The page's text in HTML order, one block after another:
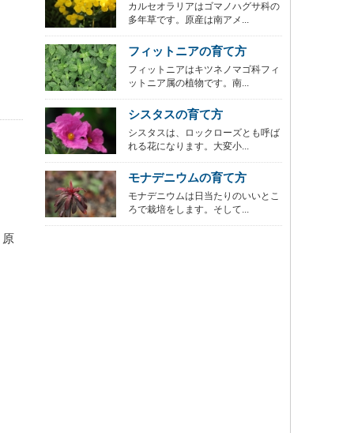
原
カルセオラリアはゴマノハグサ科の
多年草です。原産は南アメ...
フィットニアの育て方
フィットニアはキツネノマゴ科フィ
ットニア属の植物です。南...
シスタスの育て方
シスタスは、ロックローズとも呼ば
れる花になります。大変小...
モナデニウムの育て方
モナデニウムは日当たりのいいとこ
ろで栽培をします。そして...